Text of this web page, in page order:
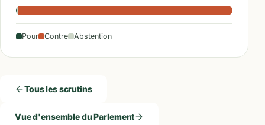
Pour Contre Abstention
Tous les scrutins
Vue d'ensemble du Parlement